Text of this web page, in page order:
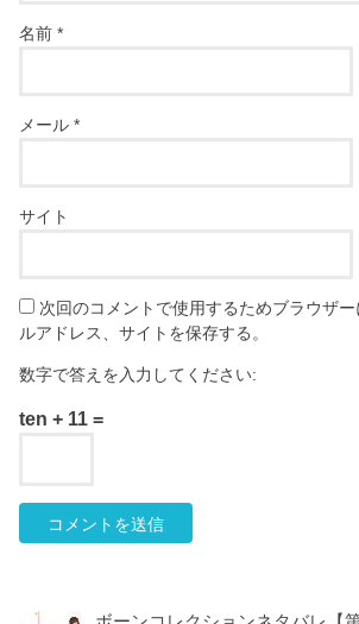
名前*
メール*
サイト
次回のコメントで使用するためブラウザ
ルアドレス、サイトを保存する。
数字で答えを入力してください:
ten + 11 =